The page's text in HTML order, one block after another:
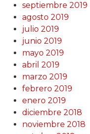
septiembre 2019
agosto 2019
julio 2019
junio 2019
mayo 2019
abril 2019
marzo 2019
febrero 2019
enero 2019
diciembre 2018
noviembre 2018